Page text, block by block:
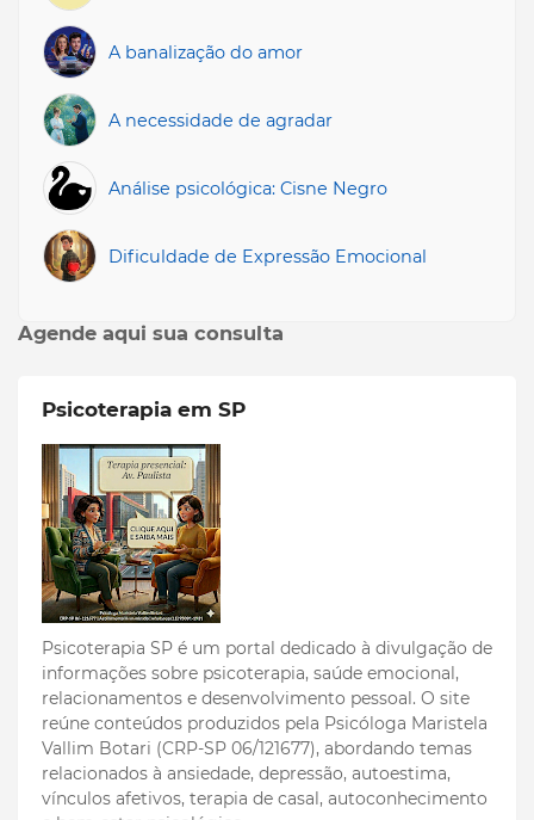
A banalização do amor
A necessidade de agradar
Análise psicológica: Cisne Negro
Dificuldade de Expressão Emocional
Agende aqui sua consulta
Psicoterapia em SP
Psicoterapia SP é um portal dedicado à divulgação de
informações sobre psicoterapia, saúde emocional,
relacionamentos e desenvolvimento pessoal. O site
reúne conteúdos produzidos pela Psicóloga Maristela
Vallim Botari (CRP-SP 06/121677), abordando temas
relacionados à ansiedade, depressão, autoestima,
vínculos afetivos, terapia de casal, autoconhecimento